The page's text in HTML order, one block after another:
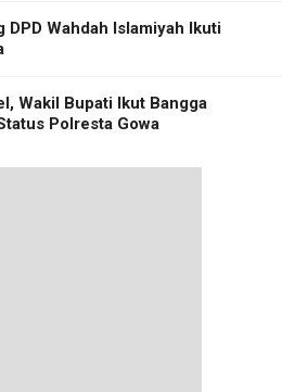
DPD Wahdah Islamiyah Ikuti
Wakil Bupati Ikut Bangga
Polresta Gowa